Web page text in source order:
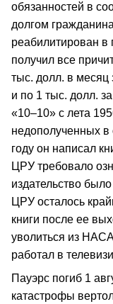
обязанностей в
долгом
реабилитирован в
получил все
тыс. долл. в месяц
и по 1 тыс. долл.
«10–10» с лета
недополученных в
году он написал
ЦРУ требовало
издательство
ЦРУ осталось
книги после ее
уволиться из
работал в
Пауэрс погиб 1
катастрофы